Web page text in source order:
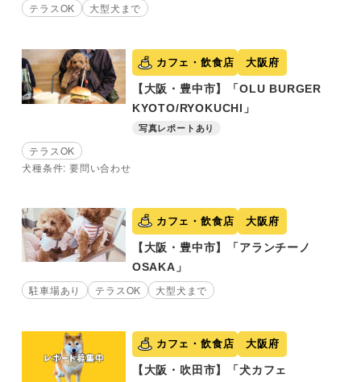
テラスOK 大型犬まで
カフェ・飲食店 大阪府
【大阪・豊中市】「OLU BURGER
KYOTO/RYOKUCHI」
写真レポートあり
テラスOK
犬種条件: 要問い合わせ
カフェ・飲食店 大阪府
【大阪・豊中市】「アランチーノ
OSAKA」
駐車場あり テラスOK 大型犬まで
カフェ・飲食店 大阪府
【大阪・吹田市】「犬カフェ